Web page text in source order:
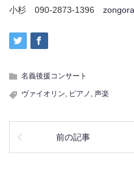
小杉 090-2873-1396
名義後援コンサート
ヴァイオリン, ピアノ , 声楽
前の記事